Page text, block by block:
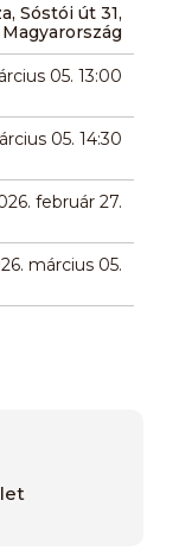
Sóstói út 31,
05. 13:00
05. 14:30
február 27.
március 05.